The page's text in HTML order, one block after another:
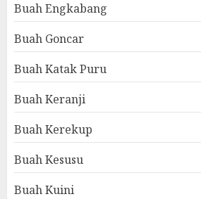
Buah Engkabang
Buah Goncar
Buah Katak Puru
Buah Keranji
Buah Kerekup
Buah Kesusu
Buah Kuini